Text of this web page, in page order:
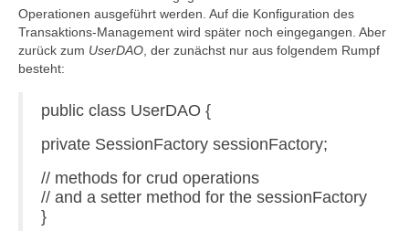
Operationen ausgeführt werden. Auf die Konfiguration des
Transaktions-Management wird später noch eingegangen. Aber
zurück zum UserDAO , der zunächst nur aus folgendem Rumpf
besteht:
public class UserDAO {
private SessionFactory sessionFactory;
// methods for crud operations
// and a setter method for the sessionFactory
}